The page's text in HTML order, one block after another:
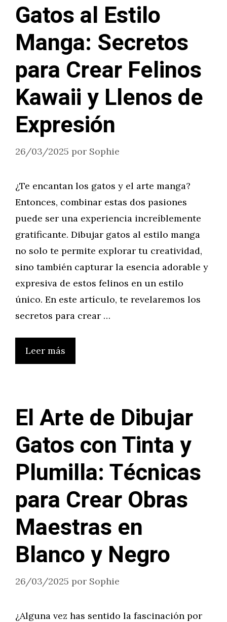
Gatos al Estilo
Manga: Secretos
para Crear Felinos
Kawaii y Llenos de
Expresión
26/03/2025 por Sophie
¿Te encantan los gatos y el arte manga?
Entonces, combinar estas dos pasiones
puede ser una experiencia increíblemente
gratificante. Dibujar gatos al estilo manga
no solo te permite explorar tu creatividad,
sino también capturar la esencia adorable y
expresiva de estos felinos en un estilo
único. En este artículo, te revelaremos los
secretos para crear …
Leer más
El Arte de Dibujar
Gatos con Tinta y
Plumilla: Técnicas
para Crear Obras
Maestras en
Blanco y Negro
26/03/2025 por Sophie
¿Alguna vez has sentido la fascinación por